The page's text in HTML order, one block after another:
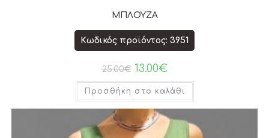
ΜΠΛΟΥΖΑ
Κωδικός προϊόντος: 3951
25.00€ 13.00€
Προσθήκη στο καλάθι